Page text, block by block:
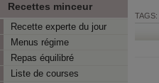
Recettes minceur
Recette experte du jour
Menus régime
Repas équilibré
Liste de courses
TAGS: